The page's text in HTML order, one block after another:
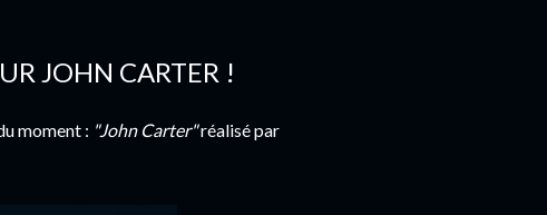
JOHN CARTER !
moment : "John Carter"réalisé par